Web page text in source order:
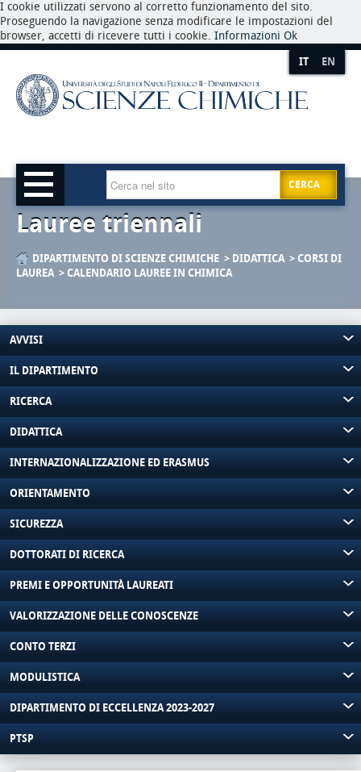
I cookie utilizzati servono al corretto funzionamento del sito.
Proseguendo la navigazione senza modificare le impostazioni del
browser, accetti di ricevere tutti i cookie. Informazioni Ok
IT EN
CERCA
Lauree triennali
DIPARTIMENTO DI SCIENZE CHIMICHE DIDATTICA
CORSI DI
LAUREA
CALENDARIO LAUREE IN CHIMICA
AVVISI
IL DIPARTIMENTO
RICERCA
DIDATTICA
INTERNAZIONALIZZAZIONE ED ERASMUS
ORIENTAMENTO
SICUREZZA
DOTTORATI DI RICERCA
PREMI E OPPORTUNITÀ LAUREATI
VALORIZZAZIONE DELLE CONOSCENZE
CONTO TERZI
MODULISTICA
DIPARTIMENTO DI ECCELLENZA 2023-2027
PTSP